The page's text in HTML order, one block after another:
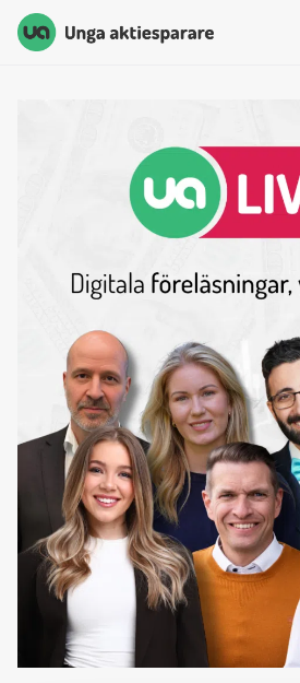
Unga Aktiesparare